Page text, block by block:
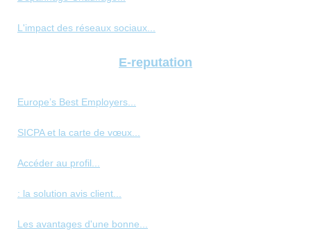
L'impact des réseaux sociaux...
E-reputation
Europe’s Best Employers...
SICPA et la carte de vœux...
Accéder au profil...
: la solution avis client...
Les avantages d'une bonne...